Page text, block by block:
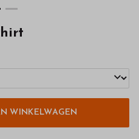
WINKELWAGEN